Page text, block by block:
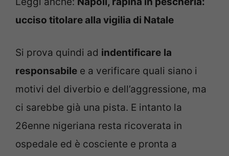
ucciso titolare alla vigilia di Natale
Si prova quindi ad indentificare la
responsabile e a verificare quali siano i
motivi del diverbio e dell’aggressione, ma
ci sarebbe già una pista. E intanto la
26enne nigeriana resta ricoverata in
ospedale ed è cosciente e pronta a